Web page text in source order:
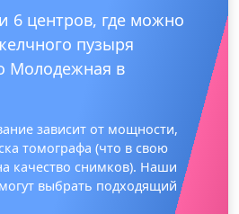
6 центров, где можно
пузыря
Молодежная в
зависит от мощности,
томографа (что в свою
качество снимков). Наши
выбрать подходящий